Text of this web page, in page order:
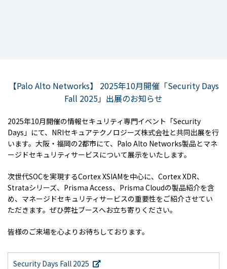
【Palo Alto Networks】 2025年10月開催「Security Days
Fall 2025」出展のお知らせ
2025年10月開催の情報セキュリティ専門イベント「Security
Days」にて、NRIセキュアテクノロジーズ株式会社と共同出展を行
います。大阪・福岡の2都市にて、Palo Alto Networks製品とマネ
ージドセキュリティサービスについて展示をいたします。
次世代SOCを実現するCortex XSIAMを中心に、Cortex XDR、
Strataシリーズ、Prisma Access、Prisma Cloudの製品紹介を含
め、マネージドセキュリティサービスの重要性をご紹介させてい
ただきます。ぜひ弊社ブースへお立ち寄りください。
皆様のご来場を心よりお待ちしております。
Security Days Fall 2025